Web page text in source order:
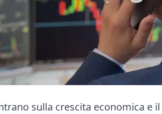
sulla crescita economica e